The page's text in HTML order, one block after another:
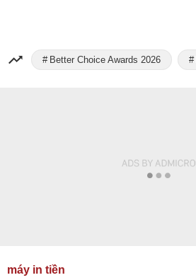
Better Choice Awards 2026
máy in tiền